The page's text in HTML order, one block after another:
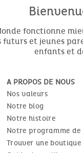
fonctionne
et jeunes
enfants et
A PROPOS DE NOUS
Nos valeurs
Notre blog
Notre histoire
Notre programme
Trouver une boutique